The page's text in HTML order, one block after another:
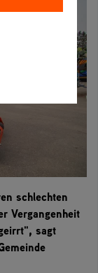
schlechten
Vergangenheit
sagt